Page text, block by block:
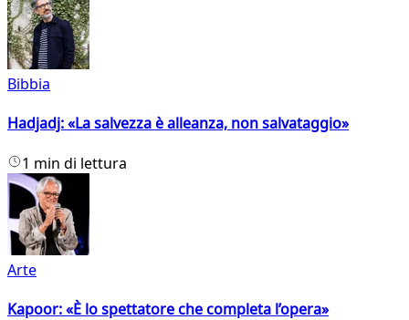
Bibbia
Hadjadj: «La salvezza è alleanza, non salvataggio»
1 min di lettura
Arte
Kapoor: «È lo spettatore che completa l’opera»